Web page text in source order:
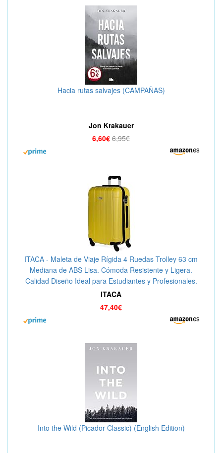
Hacia rutas salvajes (CAMPAÑAS)
Jon Krakauer
6,60€ 6,95€
ITACA - Maleta de Viaje Rígida 4 Ruedas Trolley 63 cm
Mediana de ABS Lisa. Cómoda Resistente y Ligera.
Calidad Diseño Ideal para Estudiantes y Profesionales.
771160, Color Amarillo
ITACA
47,40€
Into the Wild (Picador Classic) (English Edition)